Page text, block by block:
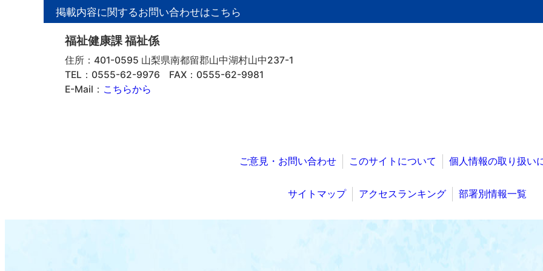
掲載内容に関するお問い合わせはこちら
福祉健康課 福祉係
住所：401-0595 山梨県南都留郡山中湖村山中237-1
TEL：0555-62-9976
FAX：0555-62-9981
E-Mail： こちらから
ご意見・お問い合わせ このサイトについて 個人情報の取り扱い
サイトマップ アクセスランキング 部署別情報一覧